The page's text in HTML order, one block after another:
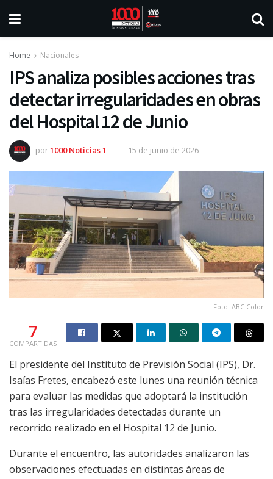
Home Nacionales
IPS analiza posibles acciones tras
detectar irregularidades en obras
del Hospital 12 de Junio
por1000 Noticias 1 15 de junio de 2026
Foto: ABC Color
7
COMPARTIDAS
El presidente del Instituto de Previsión Social (IPS), Dr.
Isaías Fretes, encabezó este lunes una reunión técnica
para evaluar las medidas que adoptará la institución
tras las irregularidades detectadas durante un
recorrido realizado en el Hospital 12 de Junio.
Durante el encuentro, las autoridades analizaron las
observaciones efectuadas en distintas áreas de